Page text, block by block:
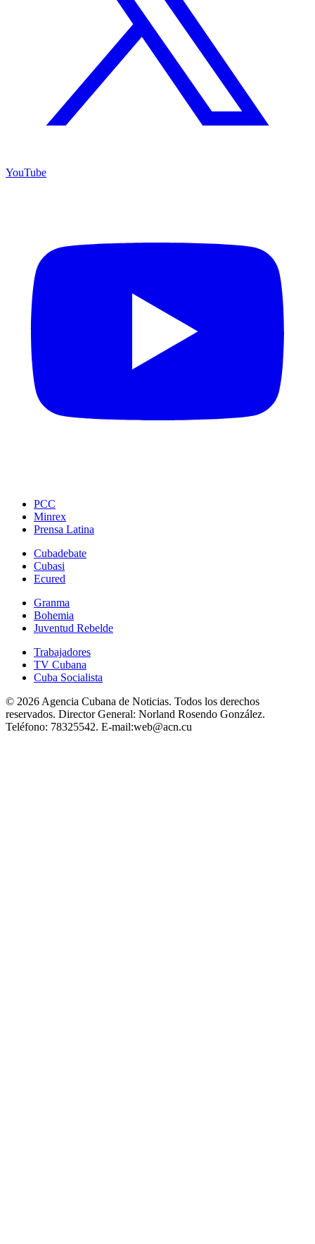
YouTube
PCC
Minrex
Prensa Latina
Cubadebate
Cubasi
Ecured
Granma
Bohemia
Juventud Rebelde
Trabajadores
TV Cubana
Cuba Socialista
© 2026 Agencia Cubana de Noticias. Todos los derechos
reservados. Director General: Norland Rosendo González.
Teléfono: 78325542. E-mail:web@acn.cu